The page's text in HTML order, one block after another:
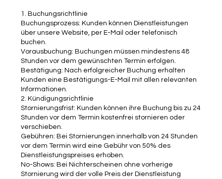
1. Buchungsrichtlinie
Buchungsprozess: Kunden können Dienstleistungen
über unsere Website, per E-Mail oder telefonisch
buchen.
Vorausbuchung: Buchungen müssen mindestens 48
Stunden vor dem gewünschten Termin erfolgen.
Bestätigung: Nach erfolgreicher Buchung erhalten
Kunden eine Bestätigungs-E-Mail mit allen relevanten
Informationen.
2. Kündigungsrichtlinie
Stornierungsfrist: Kunden können ihre Buchung bis zu 24
Stunden vor dem Termin kostenfrei stornieren oder
verschieben.
Gebühren: Bei Stornierungen innerhalb von 24 Stunden
vor dem Termin wird eine Gebühr von 50% des
Dienstleistungspreises erhoben.
No-Shows: Bei Nichterscheinen ohne vorherige
Stornierung wird der volle Preis der Dienstleistung